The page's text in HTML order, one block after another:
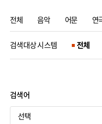
전체 음악 어문 연
검색대상 시스템 전체
검색어